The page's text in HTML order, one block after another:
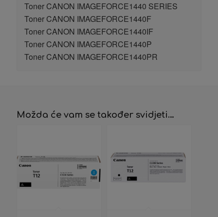
Toner CANON IMAGEFORCE1440 SERIES
Toner CANON IMAGEFORCE1440F
Toner CANON IMAGEFORCE1440IF
Toner CANON IMAGEFORCE1440P
Toner CANON IMAGEFORCE1440PR
Možda će vam se također svidjeti…